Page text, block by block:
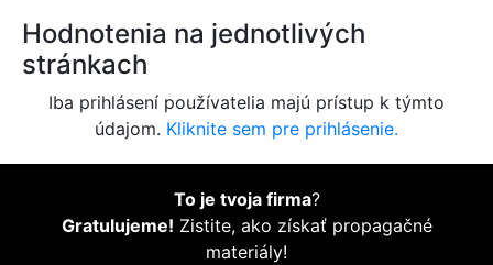
Hodnotenia na jednotlivých
stránkach
Iba prihlásení používatelia majú prístup k týmto
údajom. Kliknite sem pre prihlásenie.
To je tvoja firma?
Gratulujeme! Zistite, ako získať propagačné
materiály!